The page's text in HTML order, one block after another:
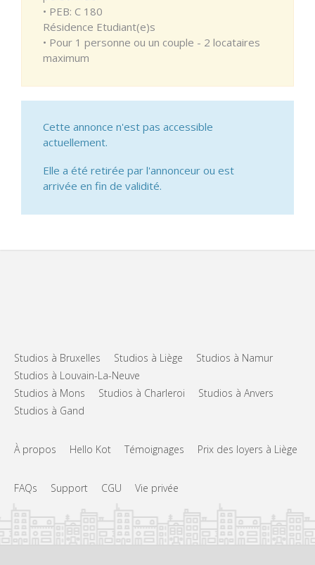
• PEB: C 180
Résidence Etudiant(e)s
• Pour 1 personne ou un couple - 2 locataires
maximum
Cette annonce n'est pas accessible
actuellement.
Elle a été retirée par l'annonceur ou est
arrivée en fin de validité.
Studios à Bruxelles Studios à Liège
Studios à Namur
Studios à Louvain-La-Neuve
Studios à Mons
Studios à Charleroi
Studios à Anvers
Studios à Gand
À propos Hello Kot Témoignages Prix des loyers à Liège
FAQs Support CGU Vie privée